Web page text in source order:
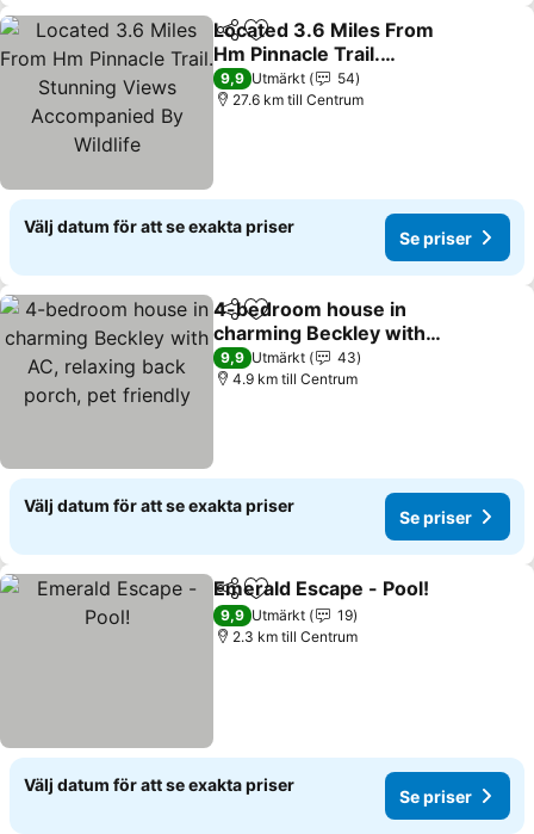
Dela Lägg till i Mina Favoriter
Located 3.6 Miles From
Hm Pinnacle Trail.
Stunning Views
Accompanied By Wildlife
Se priser
9,9 Utmärkt
54
27.6 km till Centrum
Välj datum för att se exakta priser
Se priser
Dela Lägg till i Mina Favoriter
4-bedroom house in
charming Beckley with
AC, relaxing back porch,
pet friendly
Se priser
9,9 Utmärkt
43
4.9 km till Centrum
Välj datum för att se exakta priser
Se priser
Dela Lägg till i Mina Favoriter
Emerald Escape - Pool!
9,9 Utmärkt
19
2.3 km till Centrum
Välj datum för att se exakta priser
Se priser